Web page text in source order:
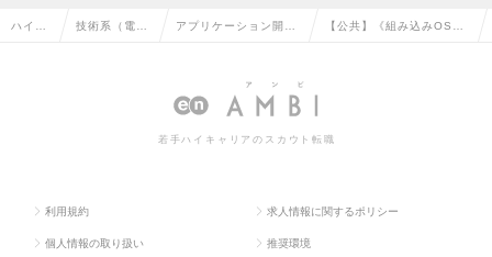
ハイク 技術系（電 アプリケーション開発
み込み系）の転職
【公共】《組み込みOS》
若手ハイキャリアのスカウト転職
利用規約 求人情報に関するポリシー
個人情報の取り扱い 推奨環境